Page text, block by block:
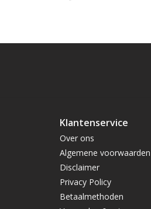
Klantenservice
Over ons
Algemene voorwaarden
Disclaimer
Privacy Policy
Betaalmethoden